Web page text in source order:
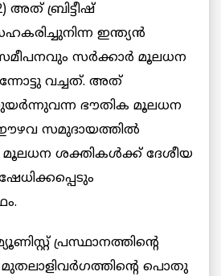
അത് ബ്രിട്ടീഷ്
ഇന്ത്യന്‍
സര്‍ക്കാര്‍ മൂലധന
വച്ചത്. അത്
ഭൗതിക മൂലധന
ഈഴവ സമുദായത്തില്‍
മൂലധന ശക്തികള്‍ക്ക് ദേശീയ
പ്രസ്ഥാനത്തിന്‍റെ
മുതലാളിവര്‍ഗത്തിന്‍റെ പൊതു